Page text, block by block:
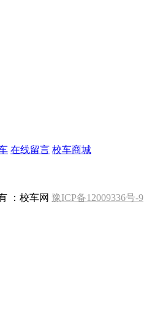
在线留言 校车商城
：校车网 豫ICP备12009336号-9